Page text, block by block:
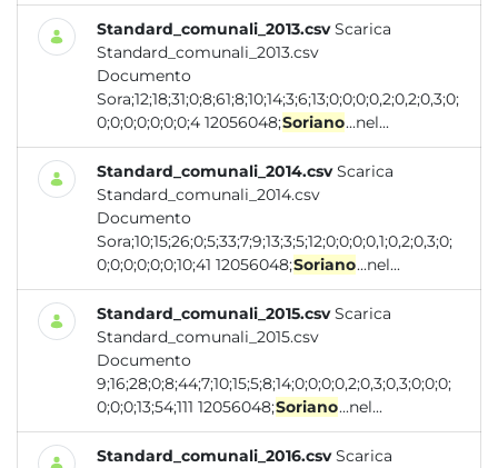
Standard_comunali_2013.csv Scarica
Standard_comunali_2013.csv
Documento
Sora;12;18;31;0;8;61;8;10;14;3;6;13;0;0;0;0,2;0,2;0,3;0;
0;0;0;0;0;0;0;4 12056048;Soriano...nel...
Standard_comunali_2014.csv Scarica
Standard_comunali_2014.csv
Documento
Sora;10;15;26;0;5;33;7;9;13;3;5;12;0;0;0;0,1;0,2;0,3;0;
0;0;0;0;0;0;10;41 12056048;Soriano...nel...
Standard_comunali_2015.csv Scarica
Standard_comunali_2015.csv
Documento
9;16;28;0;8;44;7;10;15;5;8;14;0;0;0;0,2;0,3;0,3;0;0;0;
0;0;0;13;54;111 12056048;Soriano...nel...
Standard_comunali_2016.csv Scarica